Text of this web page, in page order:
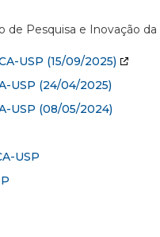
de Pesquisa e Inovação da
USP (15/09/2025)
USP (24/04/2025)
USP (08/05/2024)
USP